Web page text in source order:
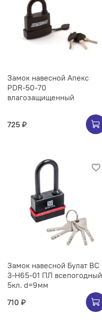
Замок навесной Апекс
PDR-50-70
влагозащищенный
725 ₽
Замок навесной Булат ВС
3-Н65-01 ПЛ всепогодный
5кл. d=9мм
710 ₽